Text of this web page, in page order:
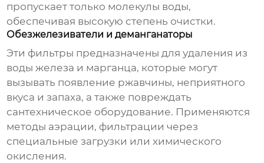
пропускает только молекулы воды,
обеспечивая высокую степень очистки.
Обезжелезиватели и деманганаторы
Эти фильтры предназначены для удаления из
воды железа и марганца, которые могут
вызывать появление ржавчины, неприятного
вкуса и запаха, а также повреждать
сантехническое оборудование. Применяются
методы аэрации, фильтрации через
специальные загрузки или химического
окисления.